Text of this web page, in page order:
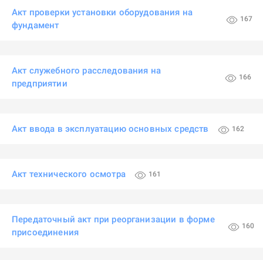
Акт проверки установки оборудования на
фундамент
167
Акт служебного расследования на
предприятии
166
Акт ввода в эксплуатацию основных средств 162
Акт технического осмотра 161
Передаточный акт при реорганизации в форме
присоединения
160